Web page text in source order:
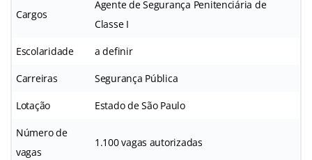
Cargos
Agente de Segurança Penitenciária de
Classe I
Escolaridade a definir
Carreiras Segurança Pública
Lotação Estado de São Paulo
Número de
vagas
1.100 vagas autorizadas